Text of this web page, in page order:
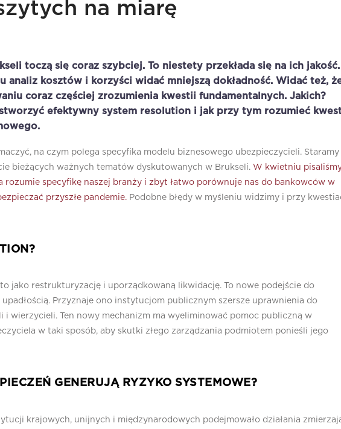
na miarę
toczą się coraz szybciej. To niestety przekłada się na ich jakość.
analiz kosztów i korzyści widać mniejszą dokładność. Widać też,
coraz częściej zrozumienia kwestii fundamentalnych. Jakich?
efektywny system resolution i jak przy tym rozumieć
na czym polega specyfika modelu biznesowego ubezpieczycieli. Staramy
bieżących ważnych tematów dyskutowanych w Brukseli. W kwietniu
rozumie specyfikę naszej branży i zbyt łatwo porównuje nas do bankowców w
przyszłe pandemie. Podobne błędy w myśleniu widzimy i przy
jako restrukturyzację i uporządkowaną likwidację. To nowe podejście do
Przyznaje ono instytucjom publicznym szersze uprawnienia do
i wierzycieli. Ten nowy mechanizm ma wyeliminować pomoc publiczną w
w taki sposób, aby skutki złego zarządzania podmiotem ponieśli jego
GENERUJĄ RYZYKO SYSTEMOWE?
krajowych, unijnych i międzynarodowych podejmowało działania